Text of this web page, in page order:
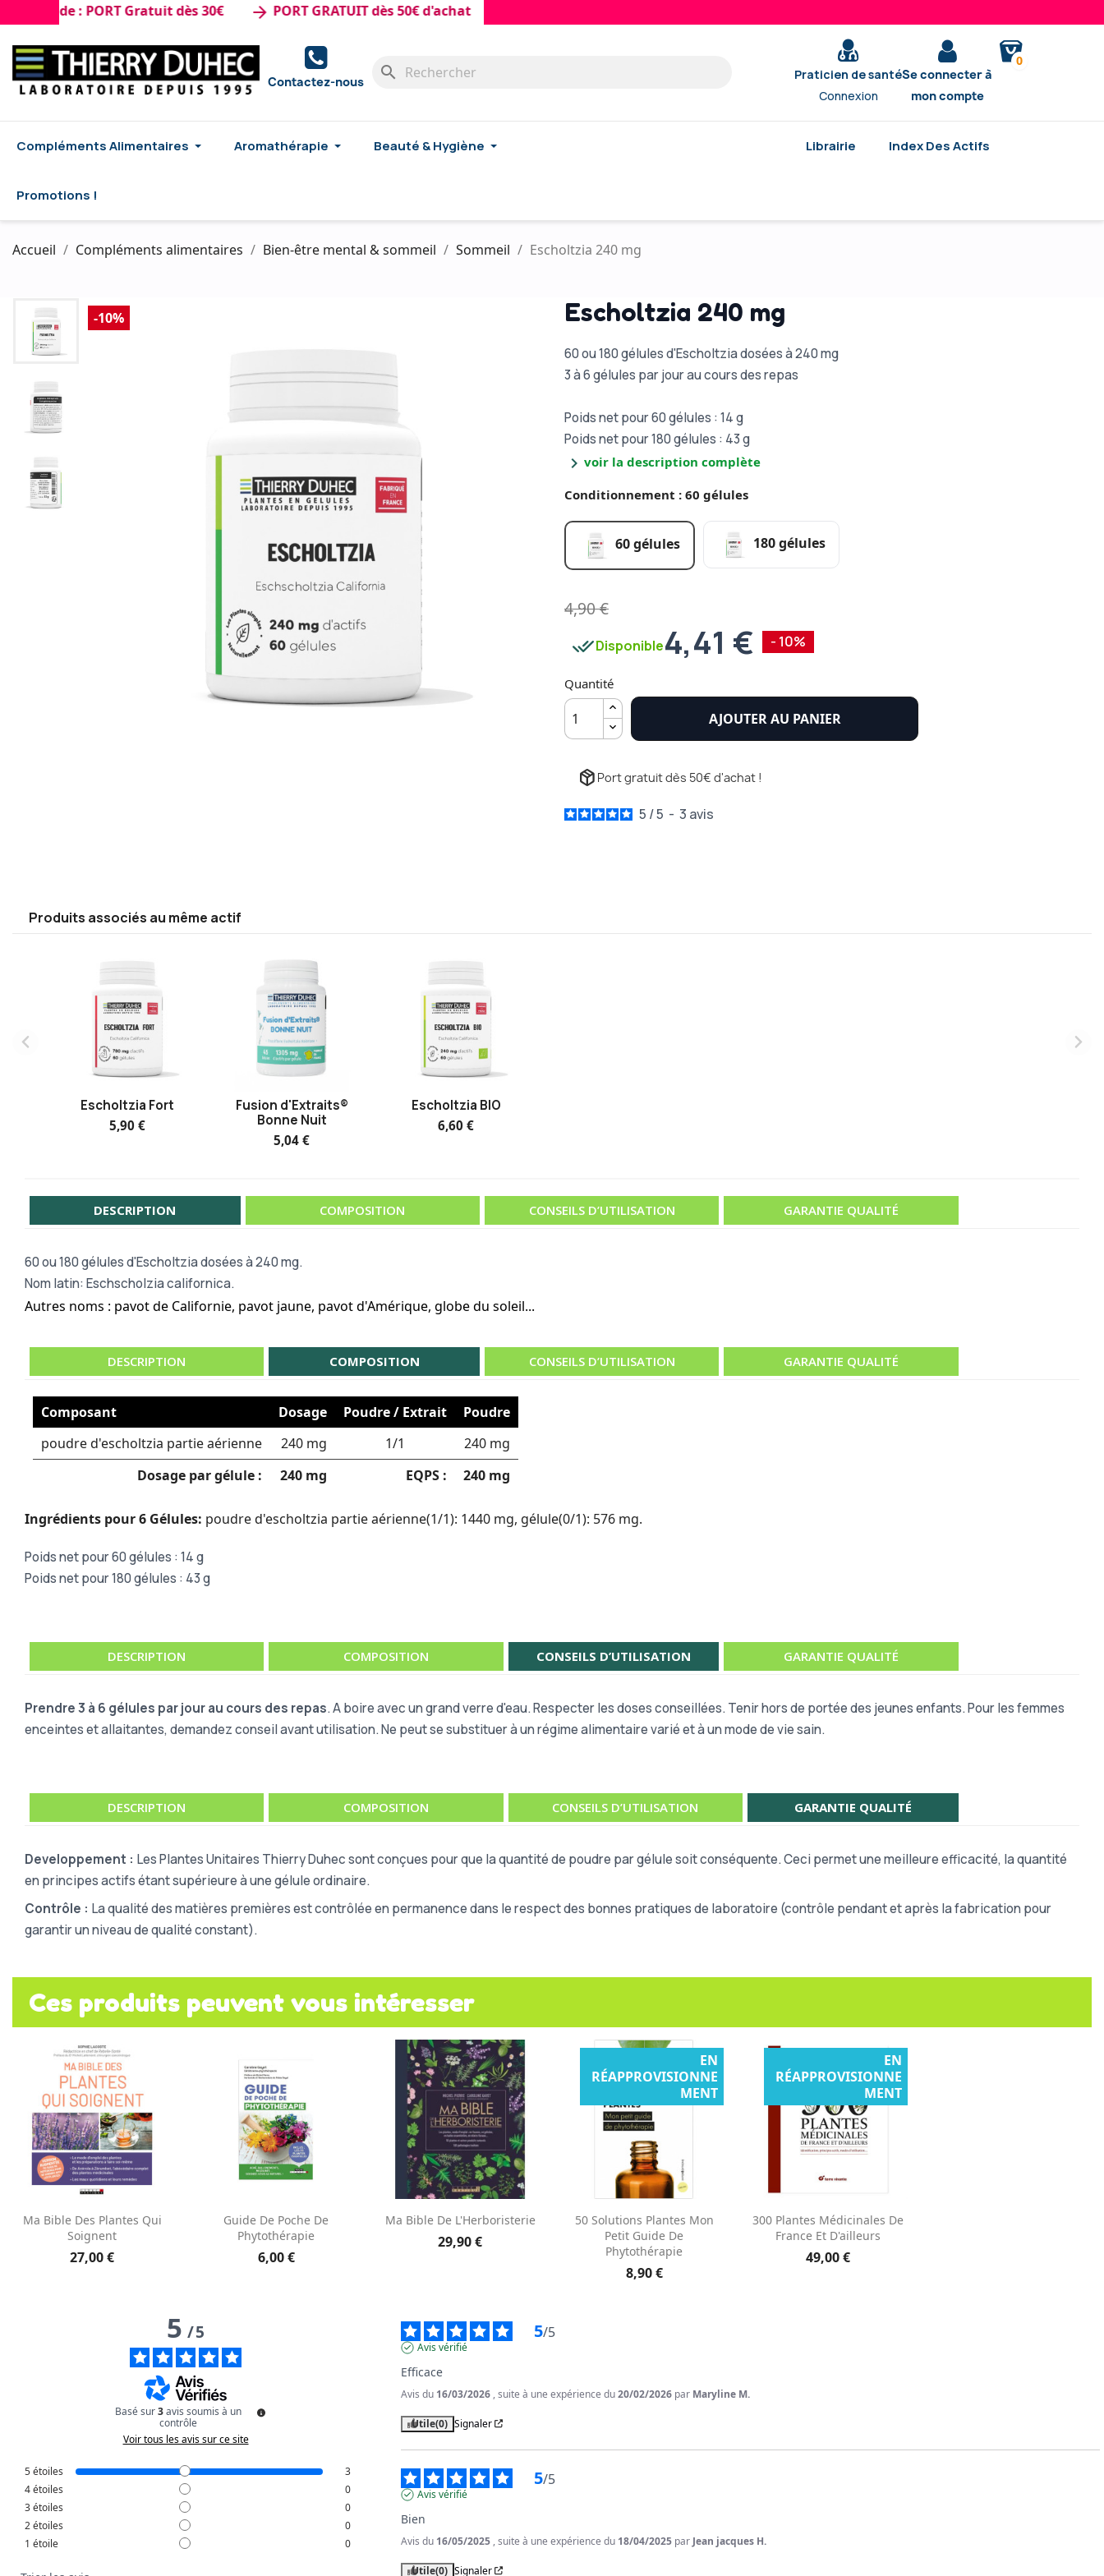
: PORT Gratuit dès 30€ arrow_forward PORT GRATUIT dès 50€ d'achat
Contactez-nous search
Praticien de santé
Connexion
Se connecter à
mon compte
0
Compléments Alimentaires Aromathérapie Beauté & Hygiène Librairie Index Des Actifs
Promotions !
Accueil Compléments alimentaires Bien-être mental & sommeil Sommeil Escholtzia 240 mg
-10% Escholtzia 240 mg
60 ou 180 gélules d'Escholtzia dosées à 240 mg
3 à 6 gélules par jour au cours des repas
Poids net pour 60 gélules : 14 g
Poids net pour 180 gélules : 43 g
chevron_right voir la description complète
Conditionnement : 60 gélules
60 gélules 180 gélules
4,90 €
done_allDisponible4,41 € - 10%
Quantité
AJOUTER AU PANIER
package_2 Port gratuit dès 50€ d'achat !
5 /5 - 3 avis
Produits associés au même actif
Escholtzia Fort
5,90 €
Fusion d'Extraits®
Bonne Nuit
5,04 €
Escholtzia BIO
6,60 €
DESCRIPTION COMPOSITION CONSEILS D’UTILISATION GARANTIE QUALITÉ
60 ou180 gélules d'Escholtzia dosées à 240 mg.
Nom latin: Eschscholzia californica.
Autres noms : pavot de Californie, pavot jaune, pavot d'Amérique, globe du soleil...
DESCRIPTION COMPOSITION CONSEILS D’UTILISATION GARANTIE QUALITÉ
Composant Dosage Poudre / Extrait
Poudre
poudre d'escholtzia partie aérienne
240 mg 1/1
240 mg
Dosage par gélule :
240 mg EQPS : 240 mg
Ingrédients pour 6 Gélules: poudre d'escholtzia partie aérienne(1/1): 1440 mg, gélule(0/1): 576 mg.
Poids net pour 60 gélules : 14 g
Poids net pour 180 gélules : 43 g
DESCRIPTION COMPOSITION CONSEILS D’UTILISATION GARANTIE QUALITÉ
Prendre 3 à 6 gélules par jour au cours des repas. A boire avec un grand verre d'eau. Respecter les doses conseillées. Tenir hors de portée des jeunes enfants. Pour les femmes
enceintes et allaitantes, demandez conseil avant utilisation. Ne peut se substituer à un régime alimentaire varié et à un mode de vie sain.
DESCRIPTION COMPOSITION CONSEILS D’UTILISATION GARANTIE QUALITÉ
Developpement : Les Plantes Unitaires Thierry Duhec sont conçues pour que la quantité de poudre par gélule soit conséquente. Ceci permet une meilleure efficacité, la quantité
en principes actifs étant supérieure à une gélule ordinaire.
Contrôle : La qualité des matières premières est contrôlée en permanence dans le respect des bonnes pratiques de laboratoire (contrôle pendant et après la fabrication pour
garantir un niveau de qualité constant).
Ces produits peuvent vous intéresser
Aperçu rapide
Ma Bible Des Plantes Qui
Soignent
27,00 €
Aperçu rapide
Guide De Poche De
Phytothérapie
6,00 €
Aperçu rapide
Ma Bible De L'Herboristerie
29,90 €
Aperçu rapide
50 Solutions Plantes Mon
Petit Guide De
Phytothérapie
8,90 €
EN
RÉAPPROVISIONNE
MENT
Aperçu rapide
300 Plantes Médicinales De
France Et D'ailleurs
49,00 €
EN
RÉAPPROVISIONNE
MENT
5/5
Basé sur3avis soumis à un
contrôle
Voir tous les avis sur ce site
5étoiles
3
4étoiles
0
3étoiles
0
2étoiles
0
1 étoile 0
5/5
Avis vérifié
Efficace
Avis du 16/03/2026 , suite à une expérience du20/02/2026 par Maryline M.
Utile(0) Signaler
5/5
Avis vérifié
Bien
Avis du 16/05/2025 , suite à une expérience du 18/04/2025 par Jean jacques H.
Utile(0) Signaler